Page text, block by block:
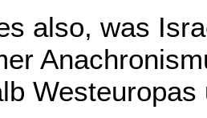
also, was